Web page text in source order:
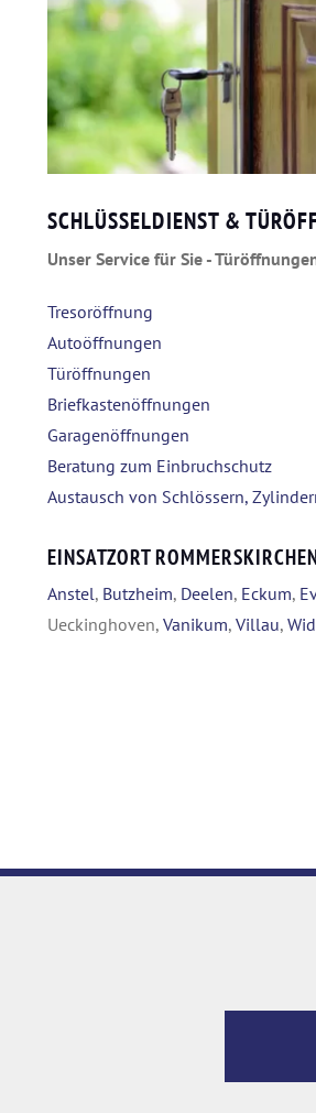
SCHLÜSSELDIENST &
Unser Service für Sie -
Tresoröffnung
Autoöffnungen
Türöffnungen
Briefkastenöffnungen
Garagenöffnungen
Beratung zum Einbruchschutz
Austausch von Schlössern,
EINSATZORT
Anstel, Butzheim, Deelen, Eckum,
Ueckinghoven, Vanikum, Villau,